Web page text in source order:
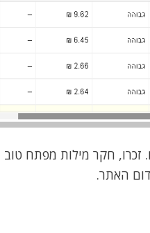
חקר מילות מפתח
האתר.